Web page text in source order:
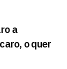
a
o quer